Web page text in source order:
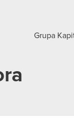
Grupa